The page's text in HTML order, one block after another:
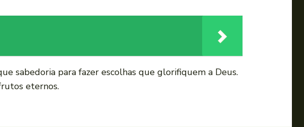
sabedoria para fazer escolhas que glorifiquem a Deus.
eternos.